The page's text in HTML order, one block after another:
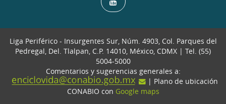
Liga Periférico - Insurgentes Sur, Núm. 4903, Col. Parques del
Pedregal, Del. Tlalpan, C.P. 14010, México, CDMX | Tel. (55)
5004-5000
Comentarios y sugerencias generales a:
| Plano de ubicación
CONABIO con Google maps